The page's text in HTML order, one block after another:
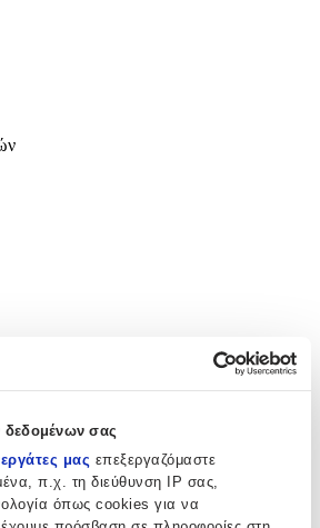
σας
μας επεξεργαζόμαστε
π.χ. τη διεύθυνση IP σας,
όπως cookies για να